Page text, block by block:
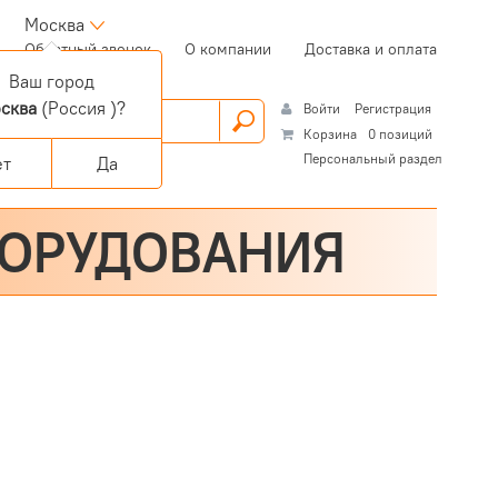
Москва
Обратный звонок(current)О компании Доставка и оплата
Войти
Регистрация
Корзина
0 позиций
Персональный раздел
Ваш город
(Россия )?
Да